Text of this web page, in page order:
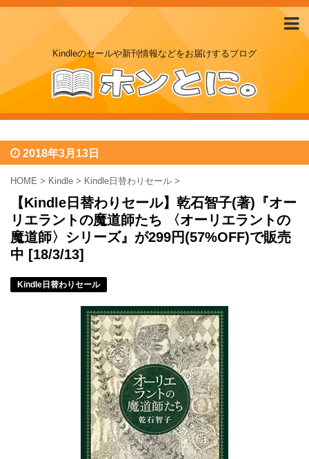
Kindleのセールや新刊情報などをお届けするブログ
2018年3月13日
HOME > Kindle > Kindle日替わりセール >
【Kindle日替わりセール】乾石智子(著)『オー
リエラントの魔道師たち 〈オーリエラントの
魔道師〉シリーズ』が299円(57%OFF)で販売
中 [18/3/13]
Kindle日替わりセール